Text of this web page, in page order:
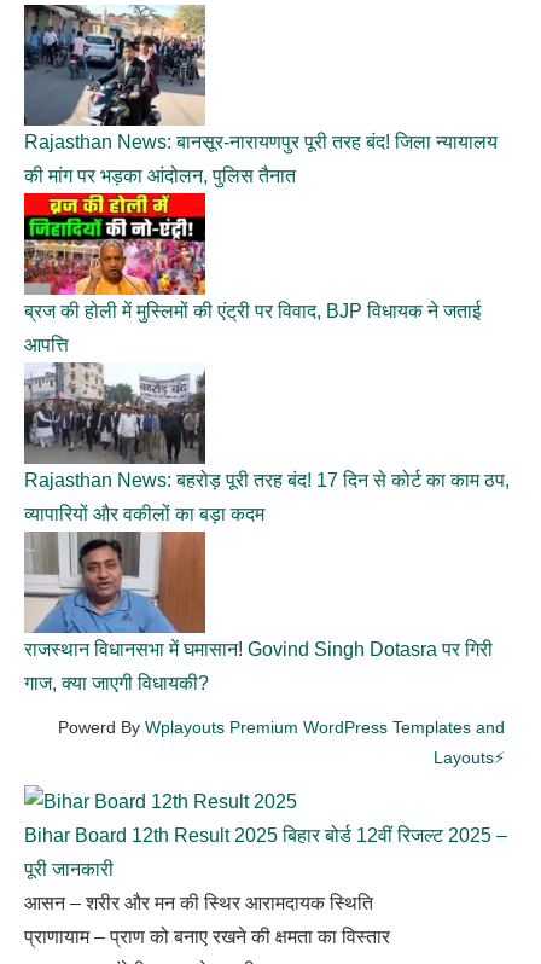
Rajasthan News: बानसूर-नारायणपुर पूरी तरह बंद! जिला न्यायालय
की मांग पर भड़का आंदोलन, पुलिस तैनात
ब्रज की होली में मुस्लिमों की एंट्री पर विवाद, BJP विधायक ने जताई
आपत्ति
Rajasthan News: बहरोड़ पूरी तरह बंद! 17 दिन से कोर्ट का काम ठप,
व्यापारियों और वकीलों का बड़ा कदम
राजस्थान विधानसभा में घमासान! Govind Singh Dotasra पर गिरी
गाज, क्या जाएगी विधायकी?
Powerd By Wplayouts Premium WordPress Templates and
Layouts⚡
Bihar Board 12th Result 2025 बिहार बोर्ड 12वीं रिजल्ट 2025 –
पूरी जानकारी
आसन – शरीर और मन की स्थिर आरामदायक स्थिति
प्राणायाम – प्राण को बनाए रखने की क्षमता का विस्तार